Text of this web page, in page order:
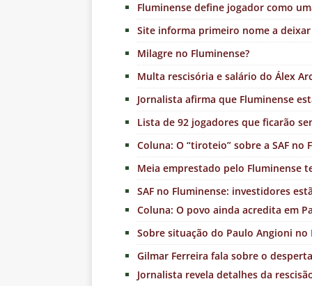
Fluminense define jogador como
Site informa primeiro nome a
Milagre no Fluminense?
Multa rescisória e salário do Álex
Jornalista afirma que Fluminense
Lista de 92 jogadores que ficarão
Coluna: O “tiroteio” sobre a SAF no
Meia emprestado pelo Fluminense
SAF no Fluminense: investidores
Coluna: O povo ainda acredita em
Sobre situação do Paulo Angioni no
Gilmar Ferreira fala sobre o
Jornalista revela detalhes da